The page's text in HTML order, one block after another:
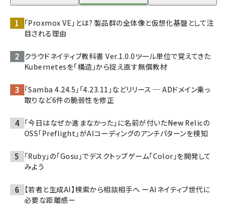
「Proxmox VE」とは? 製品群の全体像と仮想化基盤として注
目される理由
クラウドネイティブ教科書 Ver.1.0.0――ツール単位で覚えてきた
Kubernetesを「構造」から捉え直す無償教材
「Samba 4.24.5」「4.23.11」などリリース ─ ADドメイン乗っ
取りなど6件の脆弱性を修正
「今日はなぜか進まなかった」に名前が付いた――New Relicの
OSS「Preflight」がAIコーディングのアンチパターンを検知
「Ruby」の「Gosu」でデスクトップゲーム「Color」を開発して
みよう
【若者と生成AI】検索から相談相手へ ーAIネイティブ世代に
必要な距離感ー